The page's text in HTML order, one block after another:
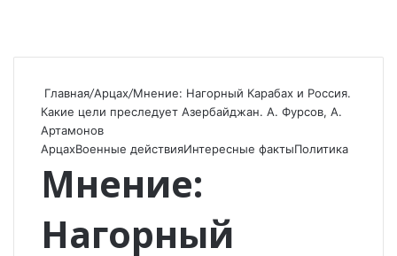
Главная/Арцах/Мнение: Нагорный Карабах и Россия.
Какие цели преследует Азербайджан. А. Фурсов, А.
Артамонов
АрцахВоенные действияИнтересные фактыПолитика
Мнение:
Нагорный